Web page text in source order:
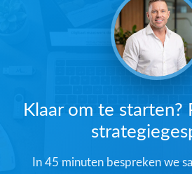
Klaar om te starten?
In 45 minuten bespreken we